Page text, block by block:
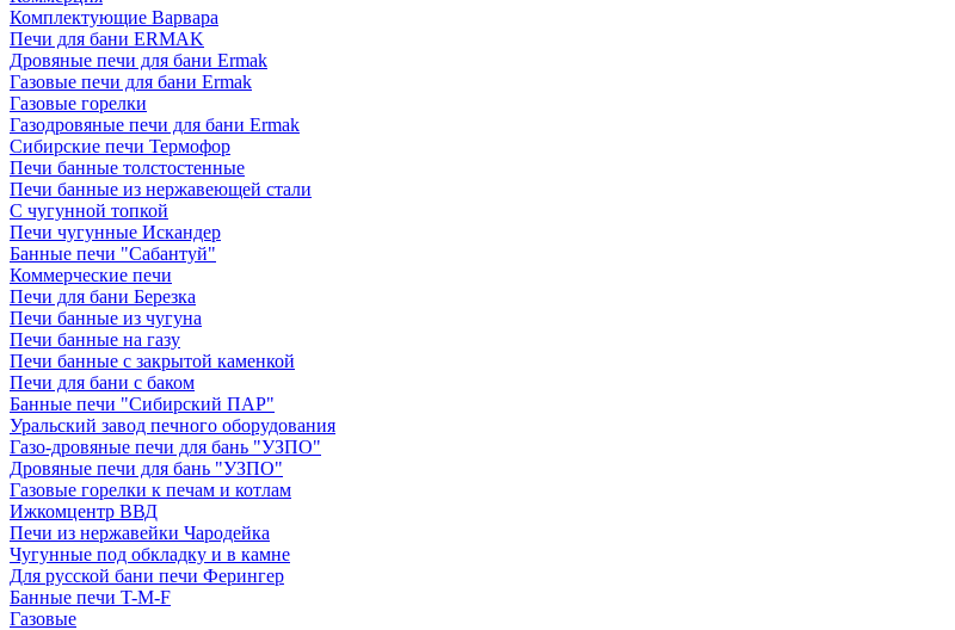
Комплектующие Варвара
Печи для бани ERMAK
Дровяные печи для бани Ermak
Газовые печи для бани Ermak
Газовые горелки
Газодровяные печи для бани Ermak
Сибирские печи Термофор
Печи банные толстостенные
Печи банные из нержавеющей стали
С чугунной топкой
Печи чугунные Искандер
Банные печи "Сабантуй"
Коммерческие печи
Печи для бани Березка
Печи банные из чугуна
Печи банные на газу
Печи банные с закрытой каменкой
Печи для бани с баком
Банные печи "Сибирский ПАР"
Уральский завод печного оборудования
Газо-дровяные печи для бань "УЗПО"
Дровяные печи для бань "УЗПО"
Газовые горелки к печам и котлам
Ижкомцентр ВВД
Печи из нержавейки Чародейка
Чугунные под обкладку и в камне
Для русской бани печи Ферингер
Банные печи T-M-F
Газовые